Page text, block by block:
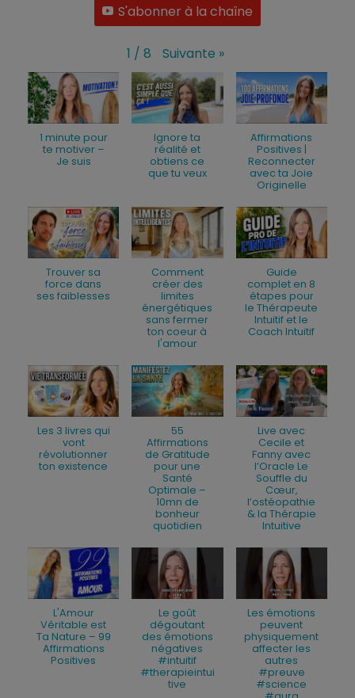
S'abonner à la chaîne
1 / 8 Suivante »
1 minute pour
te motiver –
Je suis
Ignore ta
réalité et
obtiens ce
que tu veux
Affirmations
Positives |
Reconnecter
avec ta Joie
Originelle
Trouver sa
force dans
ses faiblesses
Comment
créer des
limites
énergétiques
sans fermer
ton coeur à
l'amour
Guide
complet en 8
étapes pour
le Thérapeute
Intuitif et le
Coach Intuitif
Les 3 livres qui
vont
révolutionner
ton existence
55
Affirmations
de Gratitude
pour une
Santé
Optimale –
10mn de
bonheur
quotidien
Live avec
Cecile et
Fanny avec
l’Oracle Le
Souffle du
Cœur,
l’ostéopathie
& la Thérapie
Intuitive
L'Amour
Véritable est
Ta Nature – 99
Affirmations
Positives
Le goût
dégoutant
des émotions
négatives
#intuitif
#therapieintui
tive
Les émotions
peuvent
physiquement
affecter les
autres
#preuve
#science